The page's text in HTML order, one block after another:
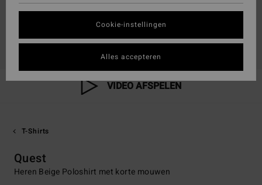
VIDEO AFSPELEN
T-Shirts
Quest
Heren Beige Poloshirt met korte mouwen
Cookie-instellingen
Alles accepteren